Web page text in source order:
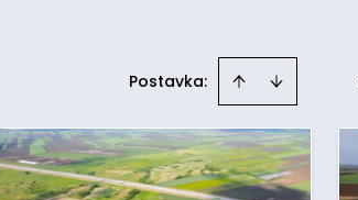
Postavka: